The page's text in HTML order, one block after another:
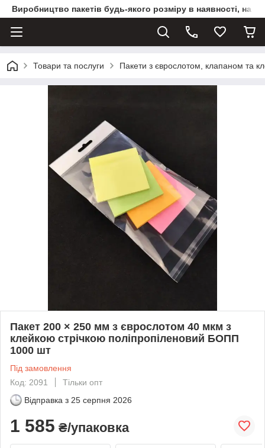
Виробництво пакетів будь-якого розміру в наявності, на
Товари та послуги Пакети з єврослотом, клапаном та
Пакет 200 × 250 мм з єврослотом 40 мкм з
клейкою стрічкою поліпропіленовий БОПП
1000 шт
Під замовлення
Код: 2091
Тільки опт
Відправка з 25 серпня 2026
1 585 ₴/упаковка